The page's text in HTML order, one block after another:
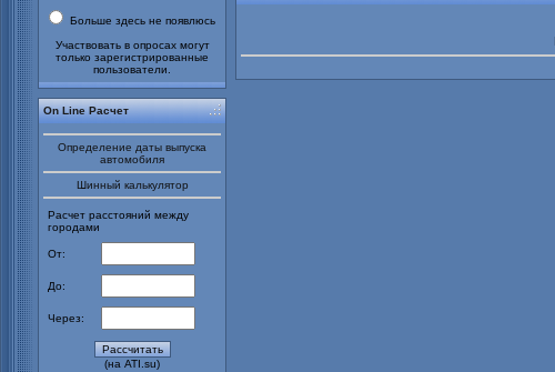
Больше здесь не появлюсь
Участвовать в опросах могут
только зарегистрированные
пользователи.
On Line Расчет
Определение даты выпуска
автомобиля
Шинный калькулятор
Расчет расстояний между
городами
От:
До:
Через:
(на ATI.su)